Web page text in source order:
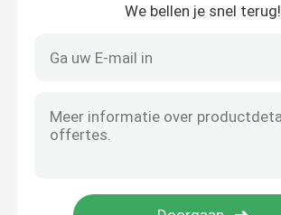
We bellen je snel terug!